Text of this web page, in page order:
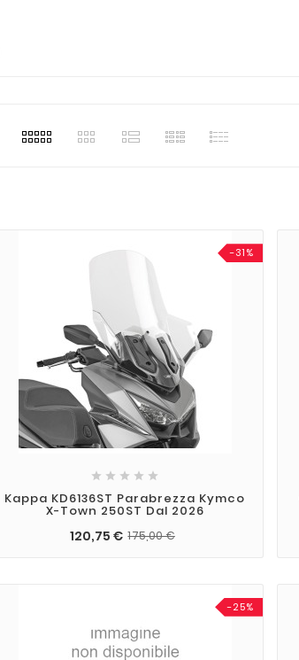
-31%
    
Kappa KD6136ST Parabrezza Kymco
X-Town 250ST Dal 2026
120,75 € 175,00 €
-25%